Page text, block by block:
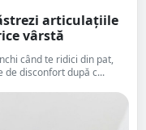
articulațiile
vârstă
când te ridici din pat,
disconfort după c...